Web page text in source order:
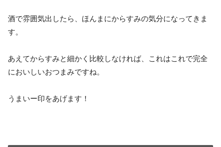
酒で雰囲気出したら、ほんまにからすみの気分になってきま
す。
あえてからすみと細かく比較しなければ、これはこれで完全
においしいおつまみですね。
うまいー印をあげます！